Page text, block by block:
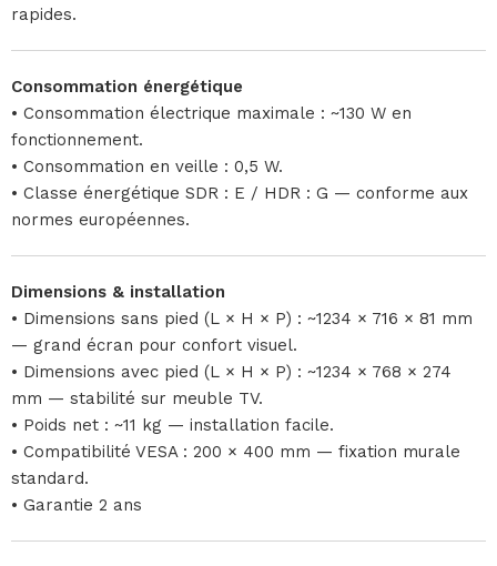
rapides.
Consommation énergétique
• Consommation électrique maximale : ~130 W en
fonctionnement.
• Consommation en veille : 0,5 W.
• Classe énergétique SDR : E / HDR : G — conforme aux
normes européennes.
Dimensions & installation
• Dimensions sans pied (L × H × P) : ~1234 × 716 × 81 mm
— grand écran pour confort visuel.
• Dimensions avec pied (L × H × P) : ~1234 × 768 × 274
mm — stabilité sur meuble TV.
• Poids net : ~11 kg — installation facile.
• Compatibilité VESA : 200 × 400 mm — fixation murale
standard.
• Garantie 2 ans